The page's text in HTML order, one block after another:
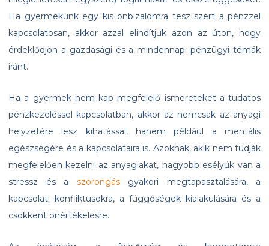
Ha gyermekünk egy kis önbizalomra tesz szert a pénzzel
kapcsolatosan, akkor azzal elindítjuk azon az úton, hogy
érdeklődjön a gazdasági és a mindennapi pénzügyi témák
iránt.
Ha a gyermek nem kap megfelelő ismereteket a tudatos
pénzkezeléssel kapcsolatban, akkor az nemcsak az anyagi
helyzetére lesz kihatással, hanem például a mentális
egészségére és a kapcsolataira is. Azoknak, akik nem tudják
megfelelően kezelni az anyagiakat, nagyobb esélyük van a
stressz és a szorongásgyakori megtapasztalására, a
kapcsolati konfliktusokra, a függőségek kialakulására és a
csökkent önértékelésre.